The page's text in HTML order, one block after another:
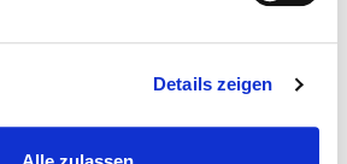
Details zeigen